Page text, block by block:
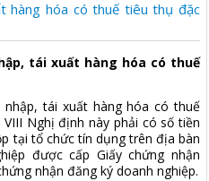
hàng hóa có thuế tiêu thụ đặc
tái xuất hàng hóa có thuế
tái xuất hàng hóa có thuế
Nghị định này phải có số tiền
tại tổ chức tín dụng trên địa bàn
được cấp Giấy chứng nhận
nhận đăng ký doanh nghiệp.